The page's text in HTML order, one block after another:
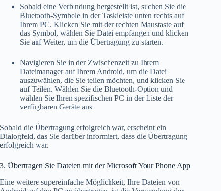
Sobald eine Verbindung hergestellt ist, suchen Sie die
Bluetooth-Symbole in der Taskleiste unten rechts auf
Ihrem PC. Klicken Sie mit der rechten Maustaste auf
das Symbol, wählen Sie Datei empfangen und klicken
Sie auf Weiter, um die Übertragung zu starten.
Navigieren Sie in der Zwischenzeit zu Ihrem
Dateimanager auf Ihrem Android, um die Datei
auszuwählen, die Sie teilen möchten, und klicken Sie
auf Teilen. Wählen Sie die Bluetooth-Option und
wählen Sie Ihren spezifischen PC in der Liste der
verfügbaren Geräte aus.
Sobald die Übertragung erfolgreich war, erscheint ein
Dialogfeld, das Sie darüber informiert, dass die Übertragung
erfolgreich war.
3. Übertragen Sie Dateien mit der Microsoft Your Phone App
Eine weitere supereinfache Möglichkeit, Ihre Dateien von